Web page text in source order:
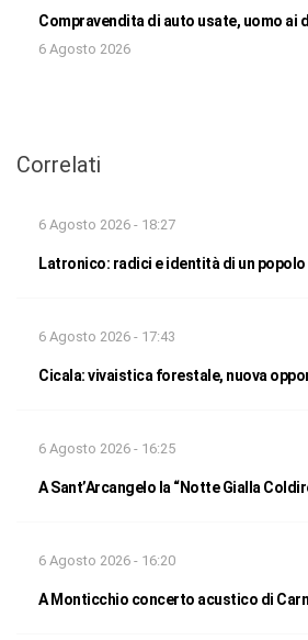
Compravendita di auto usate, uomo ai
6 Agosto 2026
Correlati
6 Agosto 2026 - 18:27
Latronico: radici e identità di un popolo
6 Agosto 2026 - 17:43
Cicala: vivaistica forestale, nuova
6 Agosto 2026 - 16:25
A Sant’Arcangelo la “Notte Gialla
6 Agosto 2026 - 16:20
A Monticchio concerto acustico di